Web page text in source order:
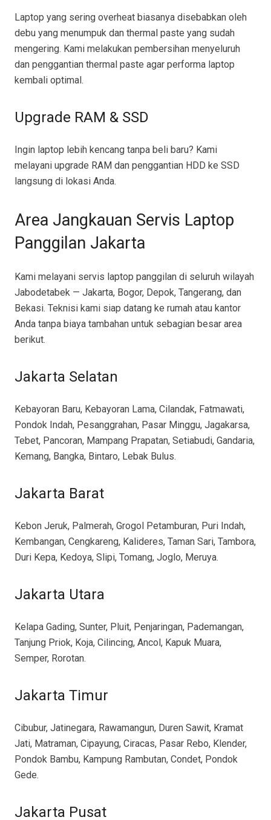
Laptop yang sering overheat biasanya disebabkan oleh
debu yang menumpuk dan thermal paste yang sudah
mengering. Kami melakukan pembersihan menyeluruh
dan penggantian thermal paste agar performa laptop
kembali optimal.
Upgrade RAM & SSD
Ingin laptop lebih kencang tanpa beli baru? Kami
melayani upgrade RAM dan penggantian HDD ke SSD
langsung di lokasi Anda.
Area Jangkauan Servis Laptop
Panggilan Jakarta
Kami melayani servis laptop panggilan di seluruh wilayah
Jabodetabek — Jakarta, Bogor, Depok, Tangerang, dan
Bekasi. Teknisi kami siap datang ke rumah atau kantor
Anda tanpa biaya tambahan untuk sebagian besar area
berikut.
Jakarta Selatan
Kebayoran Baru, Kebayoran Lama, Cilandak, Fatmawati,
Pondok Indah, Pesanggrahan, Pasar Minggu, Jagakarsa,
Tebet, Pancoran, Mampang Prapatan, Setiabudi, Gandaria,
Kemang, Bangka, Bintaro, Lebak Bulus.
Jakarta Barat
Kebon Jeruk, Palmerah, Grogol Petamburan, Puri Indah,
Kembangan, Cengkareng, Kalideres, Taman Sari, Tambora,
Duri Kepa, Kedoya, Slipi, Tomang, Joglo, Meruya.
Jakarta Utara
Kelapa Gading, Sunter, Pluit, Penjaringan, Pademangan,
Tanjung Priok, Koja, Cilincing, Ancol, Kapuk Muara,
Semper, Rorotan.
Jakarta Timur
Cibubur, Jatinegara, Rawamangun, Duren Sawit, Kramat
Jati, Matraman, Cipayung, Ciracas, Pasar Rebo, Klender,
Pondok Bambu, Kampung Rambutan, Condet, Pondok
Gede.
Jakarta Pusat